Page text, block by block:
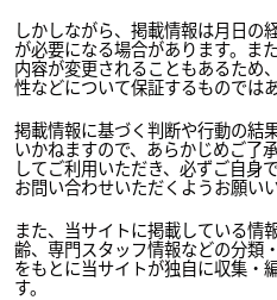
しかしながら、掲載情報は月日の
が必要になる場合があります。ま
内容が変更されることもあるため
性などについて保証するものでは
掲載情報に基づく判断や行動の結
いかねますので、あらかじめご了
してご利用いただき、必ずご自身
お問い合わせいただくようお願い
また、当サイトに掲載している情
齢、専門スタッフ情報などの分類
をもとに当サイトが独自に収集・
す。